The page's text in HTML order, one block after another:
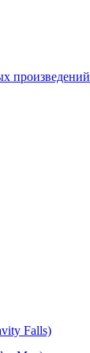
произведений
Falls)